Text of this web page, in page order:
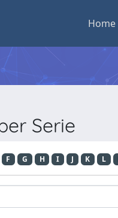
Home
Serie
F G H I J K L